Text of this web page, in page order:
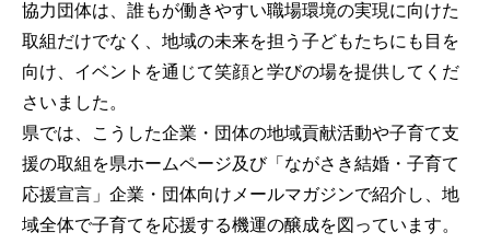
協力団体は、誰もが働きやすい職場環境の実現に向けた
取組だけでなく、地域の未来を担う子どもたちにも目を
向け、イベントを通じて笑顔と学びの場を提供してくだ
さいました。
県では、こうした企業・団体の地域貢献活動や子育て支
援の取組を県ホームページ及び「ながさき結婚・子育て
応援宣言」企業・団体向けメールマガジンで紹介し、地
域全体で子育てを応援する機運の醸成を図っています。